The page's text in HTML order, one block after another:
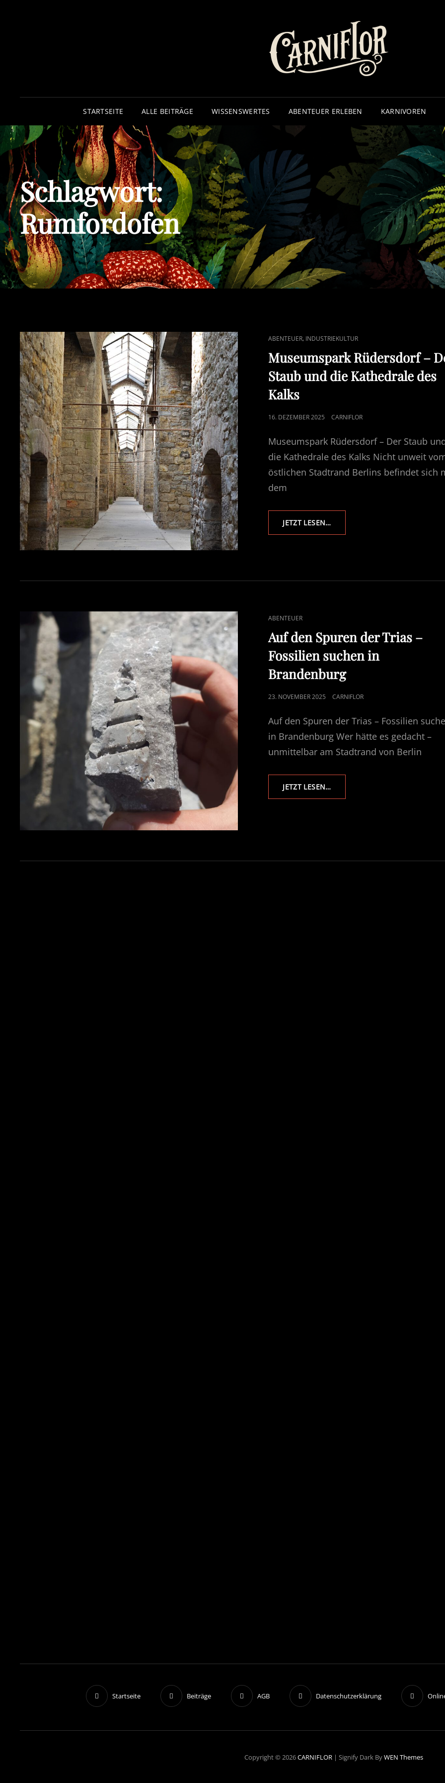
STARTSEITE ALLE BEITRÄGE WISSENSWERTES ABENTEUER ERLEBEN KARNIVOREN
Schlagwort:
Rumfordofen
CAT
LINKS
ABENTEUER, INDUSTRIEKULTUR
Museumspark Rüdersdorf –
Staub und die Kathedrale des
Kalks
POSTED
16. DEZEMBER 2025 CARNIFLOR
Museumspark Rüdersdorf – Der Staub
die Kathedrale des Kalks Nicht unweit
östlichen Stadtrand Berlins befindet sich
dem
JETZT LESEN…MUSEUMSPARK
RÜDERSDORF
CAT
LINKS
ABENTEUER
Auf den Spuren der Trias –
Fossilien suchen in
Brandenburg
POSTED
23. NOVEMBER 2025 CARNIFLOR
Auf den Spuren der Trias – Fossilien
in Brandenburg Wer hätte es gedacht –
unmittelbar am Stadtrand von Berlin
JETZT LESEN…AUF
DEN
SUCHEN
Startseite Beiträge AGB Datenschutzerklärung
Copyright © 2026CARNIFLOR | Signify Dark ByWEN Themes